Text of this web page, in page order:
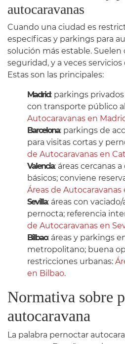
autocaravanas
Cuando una ciudad es
específicas y parkings para
solución más estable. Suelen
seguridad, y a veces
Estas son las principales:
Madrid: parkings
con transporte público
Autocaravanas en
Barcelona: parkings de
para visitas cortas y
de Autocaravanas en
Valencia: áreas cercanas
básicos; conviene
Áreas de Autocaravanas
Sevilla: áreas con
pernocta; referencia
de Autocaravanas en
Bilbao: áreas y parkings
metropolitano; buena
restricciones urbanas:
en Bilbao.
Normativa sobre
autocaravana
La palabra pernoctar